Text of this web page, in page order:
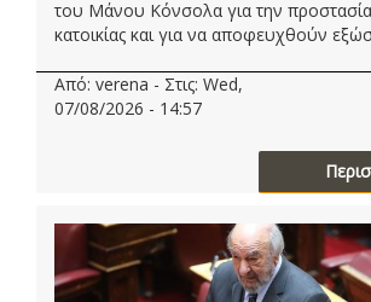
του Μάνου Κόνσολα για την
κατοικίας και για να αποφευχθούν
Από: verena - Στις: Wed,
07/08/2026 - 14:57